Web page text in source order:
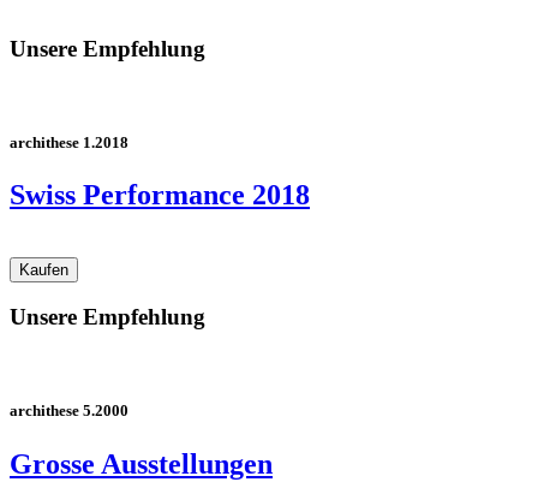
Unsere Empfehlung
archithese 1.2018
Swiss Performance 2018
Unsere Empfehlung
archithese 5.2000
Grosse Ausstellungen